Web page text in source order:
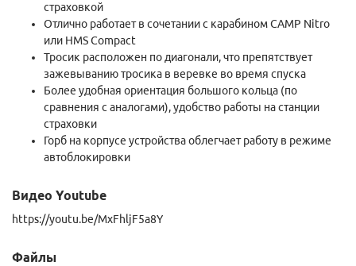
страховкой
Отлично работает в сочетании с карабином CAMP Nitro
или HMS Compact
Тросик расположен по диагонали, что препятствует
зажевыванию тросика в веревке во время спуска
Более удобная ориентация большого кольца (по
сравнения с аналогами), удобство работы на станции
страховки
Горб на корпусе устройства облегчает работу в режиме
автоблокировки
Видео Youtube
https://youtu.be/MxFhljF5a8Y
Файлы